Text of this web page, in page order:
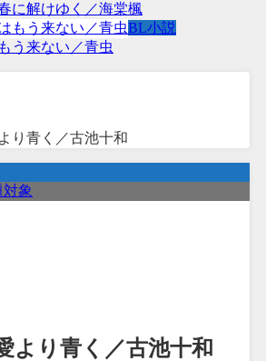
に解けゆく／海棠楓
BL小説
う来ない／青虫
り青く／古池十和
象
り青く／古池十和